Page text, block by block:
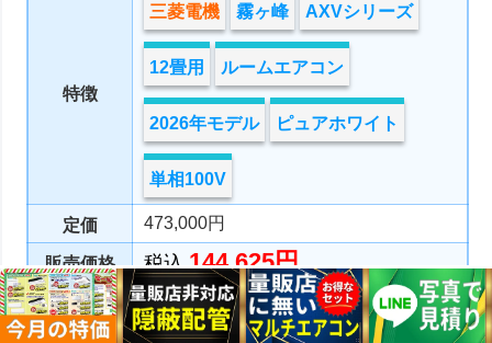
特徴
三菱電機 霧ヶ峰 AXVシリーズ
12畳用 ルームエアコン
2026年モデル ピュアホワイト
単相100V
定価 473,000円
販売価格 税込144,625円
商品詳細
無料お見積り